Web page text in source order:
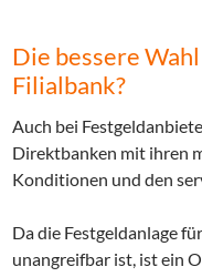
Die bessere
Filialbank?
Auch bei
Direktbanken mit ihren
Konditionen und den
Da die Festgeldanlage
unangreifbar ist, ist ein